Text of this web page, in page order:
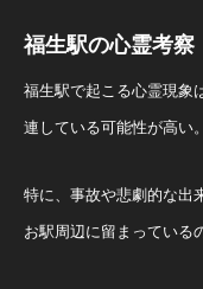
福生駅の心霊考察
福生駅で起こる心霊現象
連している可能性が高い。
特に、事故や悲劇的な出
お駅周辺に留まっている